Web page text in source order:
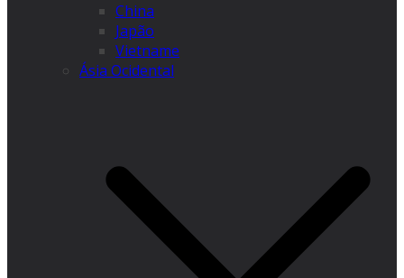
China
Japão
Vietname
Ásia Ocidental